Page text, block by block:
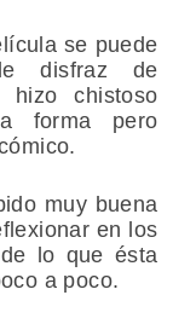
se puede
disfraz de
chistoso
forma pero
muy buena
en los
lo que ésta
a poco.